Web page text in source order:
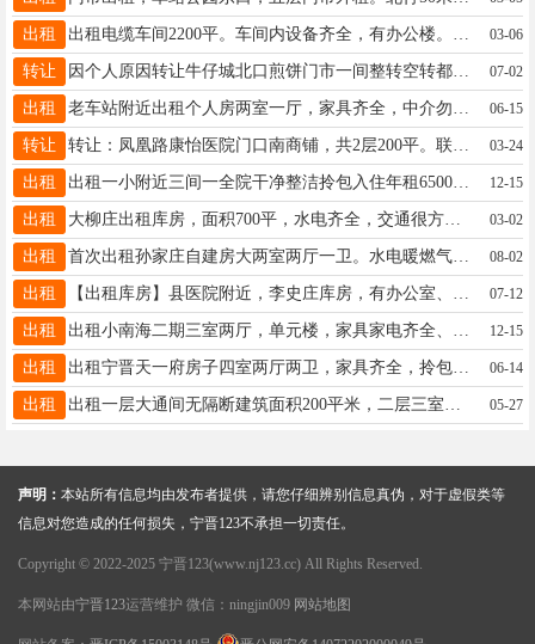
出租 03-06
转让 因个人原因转让牛仔城北口煎饼门市一间整转空转都行有意者详谈15833490314 07-02
出租 06-15
转让 03-24
出租 出租一小附近三间一全院干净整洁拎包入住年租6500电话15231939183 12-15
出租 大柳庄出租库房，面积700平，水电齐全，交通很方便，联系电话13363711169 03-02
出租 首次出租孙家庄自建房大两室两厅一卫。水电暖燃气齐全。友谊大街小学正对过。电话13933728067 08-02
出租 07-12
出租 12-15
出租 出租宁晋天一府房子四室两厅两卫，家具齐全，拎包入住，带车位，年租16000有意者电话联系：15630951051 06-14
出租 05-27
声明： 本站所有信息均由发布者提供，请您仔细辨别信息真伪，对于虚假类等
信息对您造成的任何损失，宁晋123不承担一切责任。
Copyright © 2022-2025 宁晋123(www.nj123.cc) All Rights Reserved.
本网站由宁晋123运营维护 微信：ningjin009 网站地图